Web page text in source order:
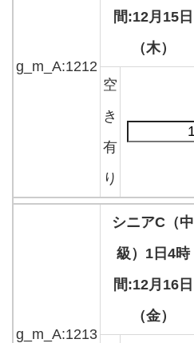
g_m_A:1212
間:12月15日
（木）
空
き
有
り
g_m_A:1213
シニアC（中
級）1日4時
間:12月16日
（金）